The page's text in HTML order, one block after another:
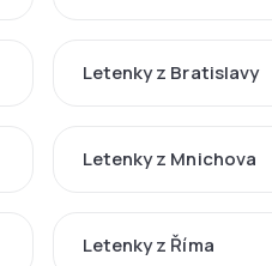
Letenky z Bratislavy
Letenky z Mnichova
Letenky z Říma